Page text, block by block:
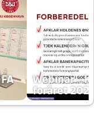
Webinar -
foråret